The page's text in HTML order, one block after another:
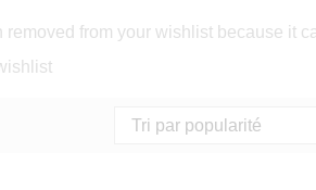
from your wishlist because it
Tri par popularité